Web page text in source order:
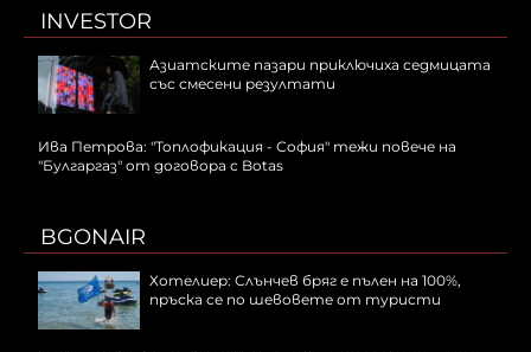
INVESTOR
Азиатските пазари приключиха седмицата
със смесени резултати
Ива Петрова: "Топлофикация - София" тежи повече на
"Булгаргаз" от договора с Botas
BGONAIR
Хотелиер: Слънчев бряг е пълен на 100%,
пръска се по шевовете от туристи